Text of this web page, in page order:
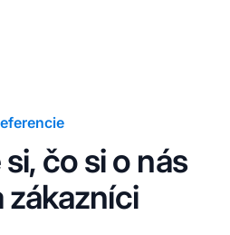
čo si o nás
zákazníci